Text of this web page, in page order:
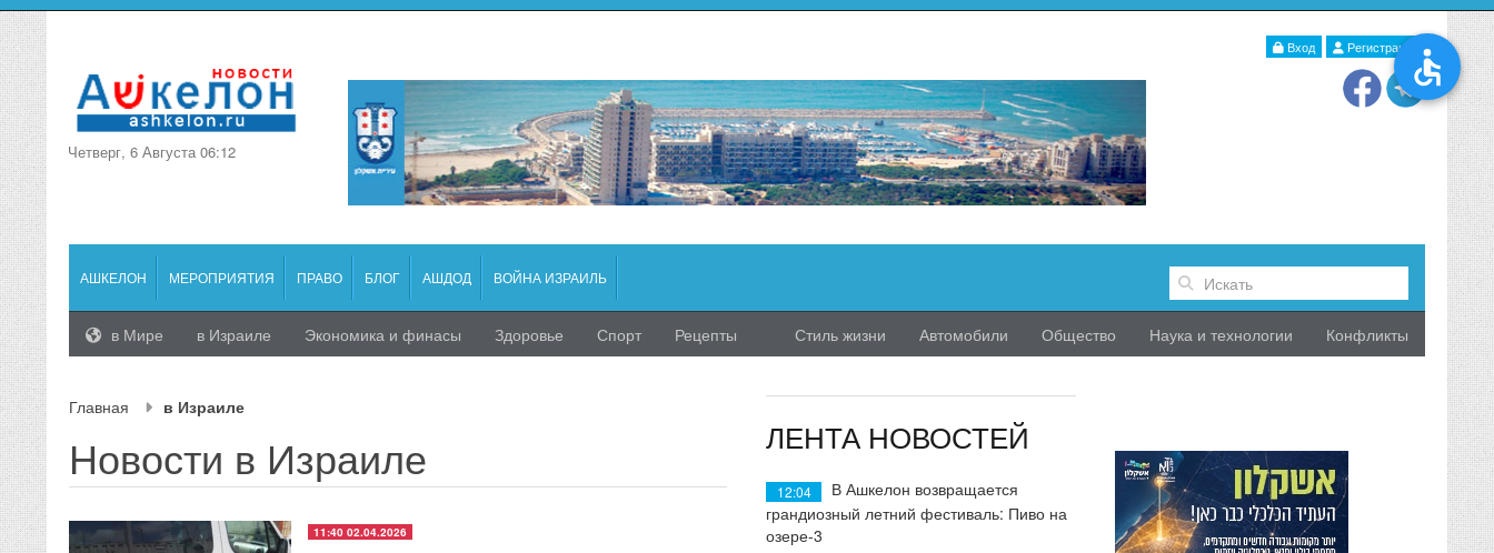
Вход Регистрация
Четверг, 6 Августа 06:12
АШКЕЛОН МЕРОПРИЯТИЯ ПРАВО БЛОГ АШДОД ВОЙНА ИЗРАИЛЬ
в Мире в Израиле Экономика и финасы Здоровье Спорт Рецепты Стиль жизни Автомобили Общество Наука и технологии Конфликты
Главная в Израиле
Новости в Израиле
11:40 02.04.2026
ЛЕНТА НОВОСТЕЙ
12:04
В Ашкелон возвращается
грандиозный летний фестиваль: Пиво на
озере-3